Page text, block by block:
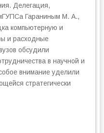
Делегация,
Гараниным М. А.,
компьютерную и
и расходные
обсудили
в научной и
внимание уделили
стратегически